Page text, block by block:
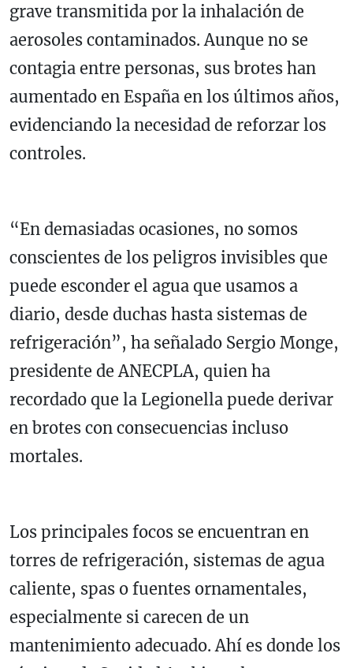
grave transmitida por la inhalación de
aerosoles contaminados. Aunque no se
contagia entre personas, sus brotes han
aumentado en España en los últimos años,
evidenciando la necesidad de reforzar los
controles.
“En demasiadas ocasiones, no somos
conscientes de los peligros invisibles que
puede esconder el agua que usamos a
diario, desde duchas hasta sistemas de
refrigeración”, ha señalado Sergio Monge,
presidente de ANECPLA, quien ha
recordado que la Legionella puede derivar
en brotes con consecuencias incluso
mortales.
Los principales focos se encuentran en
torres de refrigeración, sistemas de agua
caliente, spas o fuentes ornamentales,
especialmente si carecen de un
mantenimiento adecuado. Ahí es donde los